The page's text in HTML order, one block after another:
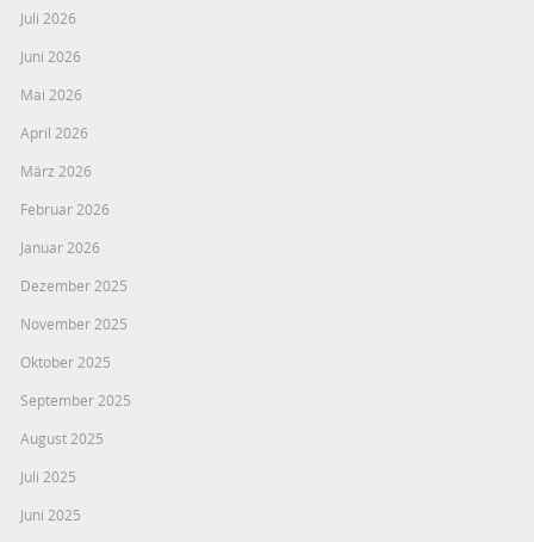
Juli 2026
Juni 2026
Mai 2026
April 2026
März 2026
Februar 2026
Januar 2026
Dezember 2025
November 2025
Oktober 2025
September 2025
August 2025
Juli 2025
Juni 2025